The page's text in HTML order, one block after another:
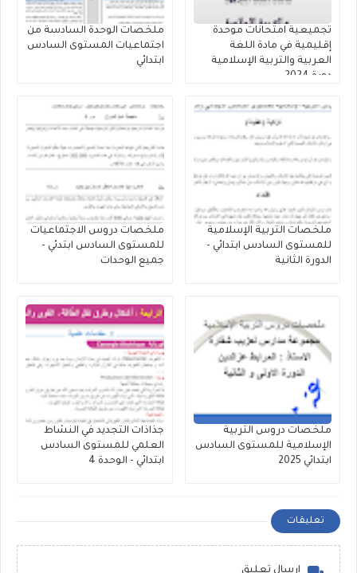
تجميعية امتحانات موحدة
إقليمية في مادة اللغة
العربية والتربية الإسلامية
دورة 2024
ملخصات الوحدة السادسة من
اجتماعيات المستوى السادس
ابتدائي
ملخصات التربية الإسلامية
للمستوى السادس ابتدائي -
الدورة الثانية
ملخصات دروس الاجتماعيات
للمستوى السادس ابتدئي -
جميع الوحدات
ملخصات دروس التربية
الإسلامية للمستوى السادس
ابتدائي 2025
جذاذات التجديد في النشاط
العلمي للمستوى السادس
ابتدائي - الوحدة 4
تعليقات